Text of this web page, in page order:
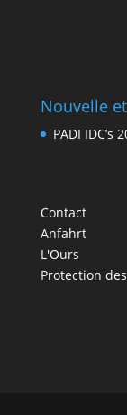
Nouvelle
PADI IDC’s
Contact
Anfahrt
L'Ours
Protection